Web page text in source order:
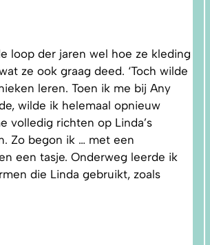
loop der jaren wel hoe ze kleding
ze ook graag deed. ‘Toch wilde
leren. Toen ik me bij Any
wilde ik helemaal opnieuw
volledig richten op Linda’s
Zo begon ik … met een
een tasje. Onderweg leerde ik
die Linda gebruikt, zoals